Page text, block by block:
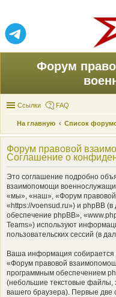
Форум
Ссылки FAQ
На главную
Список
Форум правовой
Соглашение о
Это соглашение подробно
взаимопомощи
«мы», «наш», «Форум
«https://voensud.ru») и phpBB
обеспечение phpBB»,
Teams») используют
пользовательских сессий (в
Ваша информация собирается
«Форум правовой
программным обеспечением
(небольшие текстовые файлы,
вашего браузера). Первые две